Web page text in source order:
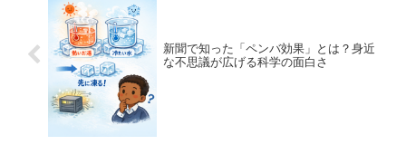
新聞で知った「ペンバ効果」とは？身近
な不思議が広げる科学の面白さ